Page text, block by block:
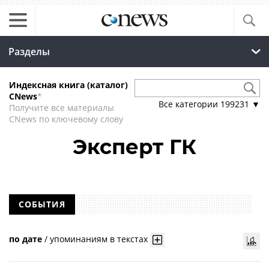
Разделы
Индексная книга (каталог)
CNews*
Получите все материалы
CNews по ключевому слову
Все категории 199231 ▼
Эксперт ГК
СОБЫТИЯ
по дате / упоминаниям в текстах